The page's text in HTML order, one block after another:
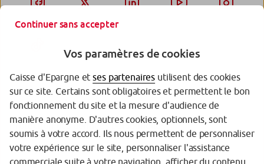
Garantie des Dépôts
Protection des données personnelles
Politique cookies
Continuer sans accepter
Vos paramètres de cookies
Caisse d'Epargne etses partenaires utilisent des cookies
sur ce site. Certains sont obligatoires et permettent le bon
fonctionnement du site et la mesure d'audience de
manière anonyme. D'autres cookies, optionnels, sont
soumis à votre accord. Ils nous permettent de personnaliser
votre expérience sur le site, personnaliser l'assistance
commerciale suite à votre navigation, afficher du contenu